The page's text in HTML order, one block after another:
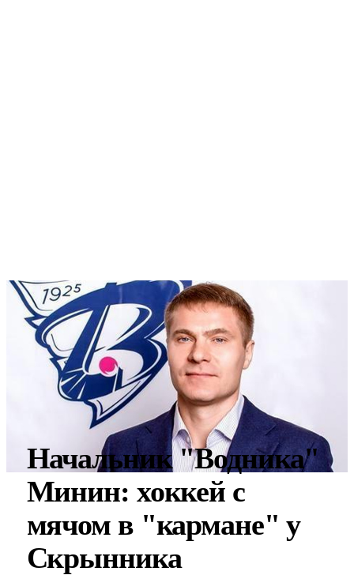
Начальник "Водника"
Минин: хоккей с
мячом в "кармане" у
Скрынника